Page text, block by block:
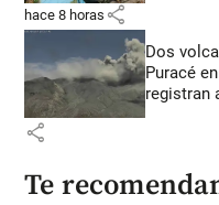
hace 8 horas share
Dos
Puracé
registran
share
Te